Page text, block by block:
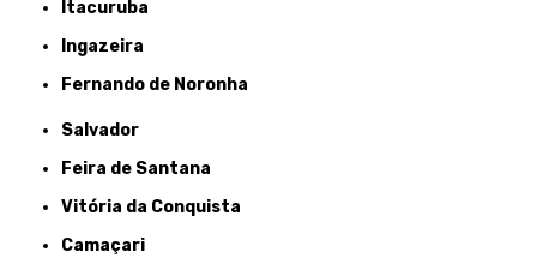
Itacuruba
Ingazeira
Fernando de Noronha
Salvador
Feira de Santana
Vitória da Conquista
Camaçari